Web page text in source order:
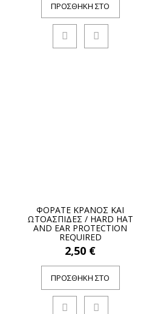
ΠΡΟΣΘΉΚΗ ΣΤΟ
ΦΟΡΑΤΕ ΚΡΑΝΟΣ ΚΑΙ
ΩΤΟΑΣΠΙΔΕΣ / HARD HAT
AND EAR PROTECTION
REQUIRED
2,50 €
ΠΡΟΣΘΉΚΗ ΣΤΟ